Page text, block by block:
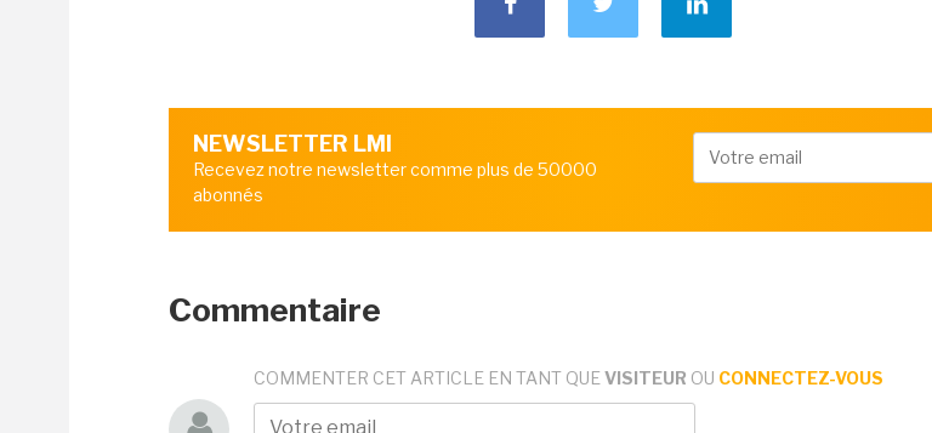
NEWSLETTER LMI
Recevez notre newsletter comme plus de 50000
abonnés
Commentaire
COMMENTER CET ARTICLE EN TANT QUE VISITEUR OU CONNECTEZ-VOUS